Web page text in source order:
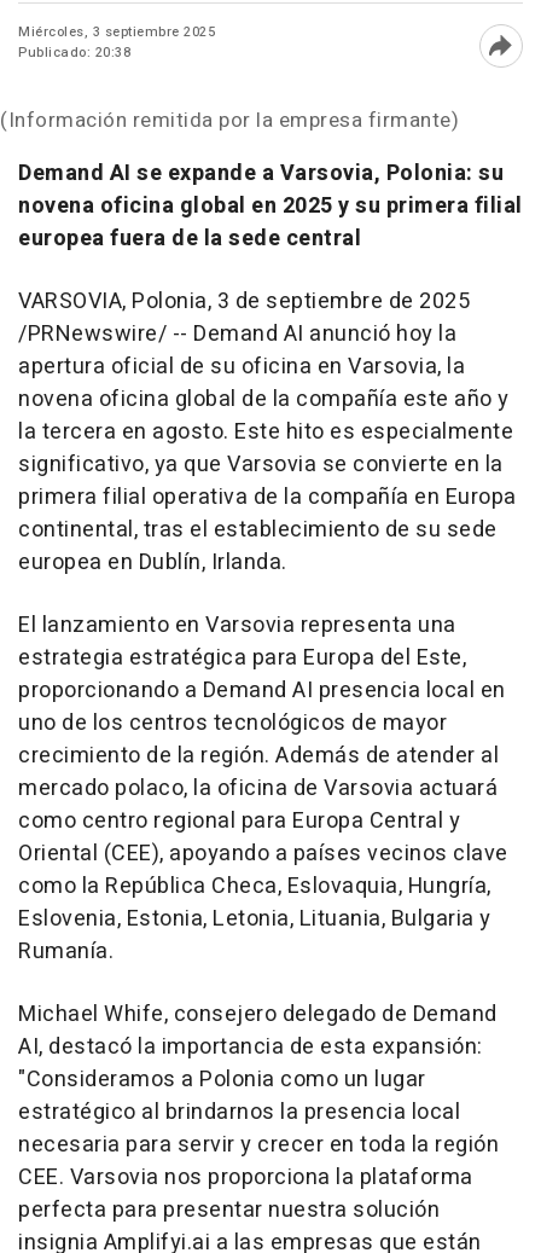
Miércoles, 3 septiembre 2025
Publicado: 20:38
(Información remitida por la empresa firmante)
Demand AI se expande a Varsovia, Polonia: su
novena oficina global en 2025 y su primera filial
europea fuera de la sede central
VARSOVIA, Polonia, 3 de septiembre de 2025
/PRNewswire/ -- Demand AI anunció hoy la
apertura oficial de su oficina en Varsovia, la
novena oficina global de la compañía este año y
la tercera en agosto. Este hito es especialmente
significativo, ya que Varsovia se convierte en la
primera filial operativa de la compañía en Europa
continental, tras el establecimiento de su sede
europea en Dublín, Irlanda.
El lanzamiento en Varsovia representa una
estrategia estratégica para Europa del Este,
proporcionando a Demand AI presencia local en
uno de los centros tecnológicos de mayor
crecimiento de la región. Además de atender al
mercado polaco, la oficina de Varsovia actuará
como centro regional para Europa Central y
Oriental (CEE), apoyando a países vecinos clave
como la República Checa, Eslovaquia, Hungría,
Eslovenia, Estonia, Letonia, Lituania, Bulgaria y
Rumanía.
Michael Whife, consejero delegado de Demand
AI, destacó la importancia de esta expansión:
"Consideramos a Polonia como un lugar
estratégico al brindarnos la presencia local
necesaria para servir y crecer en toda la región
CEE. Varsovia nos proporciona la plataforma
perfecta para presentar nuestra solución
insignia Amplifyi.ai a las empresas que están